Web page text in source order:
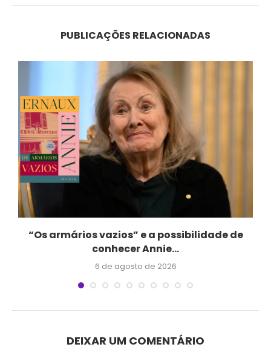
PUBLICAÇÕES RELACIONADAS
“Os armários vazios” e a possibilidade de
conhecer Annie...
6 de agosto de 2026
DEIXAR UM COMENTÁRIO